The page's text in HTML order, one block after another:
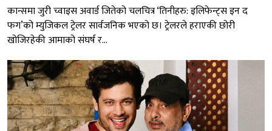
कान्समा जुरी च्वाइस अवार्ड जितेको चलचित्र ‘तिनीहरु: इलिफेन्ट्स इन द
फग’को म्युजिकल ट्रेलर सार्वजनिक भएको छ। ट्रेलरले हराएकी छोरी
खोजिरहेकी आमाको संघर्ष र...